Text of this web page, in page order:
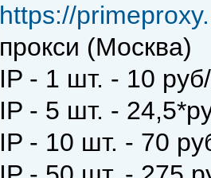
https://
прокси (Москва)
IP - 1 шт. - 10
IP - 5 шт. -
IP - 10 шт. - 70